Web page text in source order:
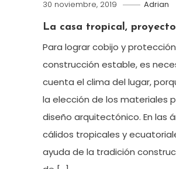
30 noviembre, 2019 Adrian
La casa tropical,
Para lograr cobijo y
construcción estable, es
cuenta el clima del lugar,
la elección de los materiales
diseño arquitectónico. En las
cálidos tropicales y
ayuda de la tradición